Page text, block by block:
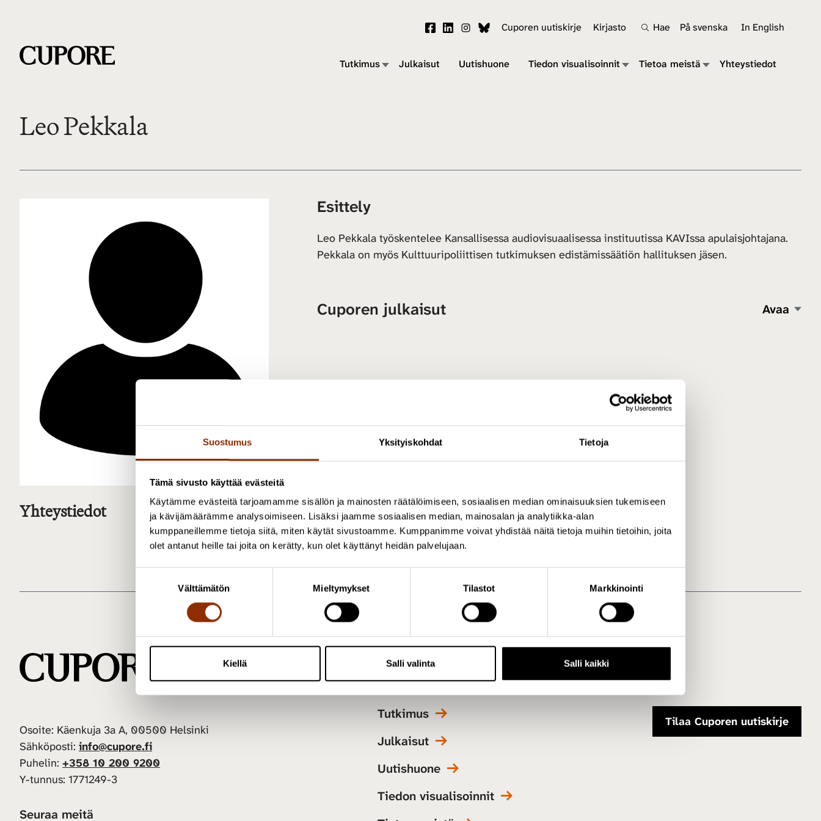
Suostumus Yksityiskohdat Tietoja
Tämä sivusto käyttää evästeitä
Käytämme evästeitä tarjoamamme sisällön ja mainosten räätälöimiseen, sosiaalisen median ominaisuuksien tukemiseen
ja kävijämäärämme analysoimiseen. Lisäksi jaamme sosiaalisen median, mainosalan ja analytiikka-alan
kumppaneillemme tietoja siitä, miten käytät sivustoamme. Kumppanimme voivat yhdistää näitä tietoja muihin tietoihin, joita
olet antanut heille tai joita on kerätty, kun olet käyttänyt heidän palvelujaan.
u
k
n
v
a
Välttämätön Mieltymykset Tilastot Markkinointi
Kiellä Salli valinta Salli kaikki
Cuporen uutiskirje Kirjasto Hae På svenska In English
Tutkimus Julkaisut Uutishuone Tiedon visualisoinnit Tietoa meistä Yhteystiedot
Leo Pekkala
Yhteystiedot
Esittely
Leo Pekkala työskentelee Kansallisessa audiovisuaalisessa instituutissa KAVIssa apulaisjohtajana.
Pekkala on myös Kulttuuripoliittisen tutkimuksen edistämissäätiön hallituksen jäsen.
Cuporen julkaisut Avaa
Osoite: Käenkuja 3a A, 00500 Helsinki
Sähköposti: info@cupore.fi
Puhelin: +358 10 200 9200
Y-tunnus: 1771249-3
Seuraa meitä
Tutkimus
Julkaisut
Uutishuone
Tiedon visualisoinnit
Tilaa Cuporen uutiskirje